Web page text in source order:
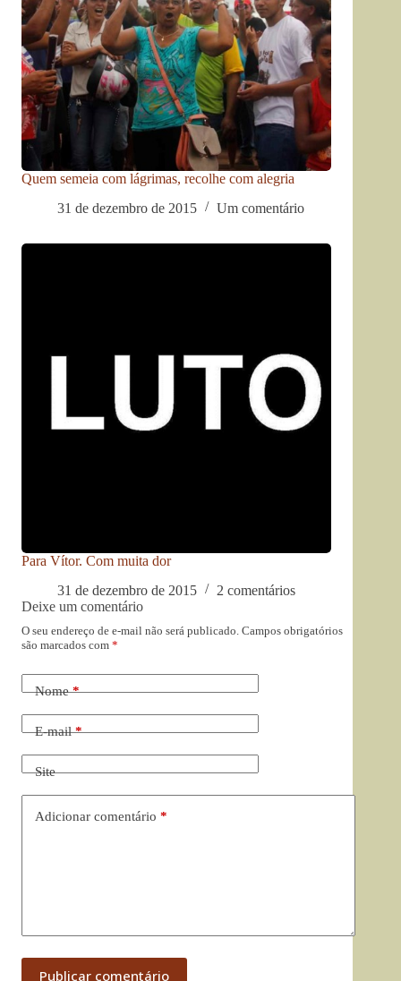
Quem semeia com lágrimas, recolhe com alegria
31 de dezembro de 2015
Um comentário
Para Vítor. Com muita dor
31 de dezembro de 2015
2 comentários
Deixe um comentário
O seu endereço de e-mail não será publicado. Campos obrigatórios
são marcados com *
Nome*
E-mail*
Site
Adicionar comentário *
Publicar comentário